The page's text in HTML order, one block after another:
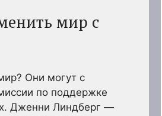
мир с
Они могут с
по поддержке
Дженни Линдберг —